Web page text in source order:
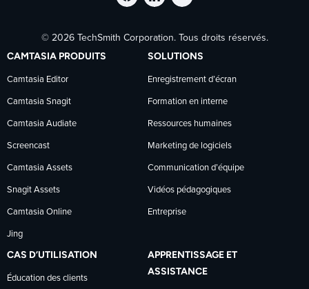
Suivre
TechSmith
sur
Facebook
Suivre
TechSmith
sur
LinkedIn
Suivre
TechSmith
sur
YouTube
© 2026 TechSmith Corporation. Tous droits réservés.
CAMTASIA PRODUITS
Camtasia Editor
Camtasia Snagit
Camtasia Audiate
Screencast
Camtasia Assets
Snagit Assets
Camtasia Online
Jing
SOLUTIONS
Enregistrement d’écran
Formation en interne
Ressources humaines
Marketing de logiciels
Communication d’équipe
Vidéos pédagogiques
Entreprise
CAS D’UTILISATION
Éducation des clients
APPRENTISSAGE ET
ASSISTANCE